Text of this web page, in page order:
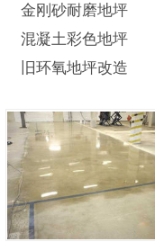
金刚砂耐磨地坪
混凝土彩色地坪
旧环氧地坪改造